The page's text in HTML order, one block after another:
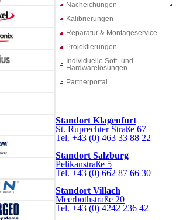
Nacheichungen
Kalibrierungen
Reparatur & Montageservice
Projektierungen
Individuelle Soft- und
Hardwarelösungen
Partnerportal
Standort Klagenfurt
St. Ruprechter Straße 67
Tel. +43 (0) 463 33 88 22
Standort Salzburg
Pelikanstraße 5
Tel. +43 (0) 662 87 66 30
Standort Villach
Meerbothstraße 20
Tel. +43 (0) 4242 236 42